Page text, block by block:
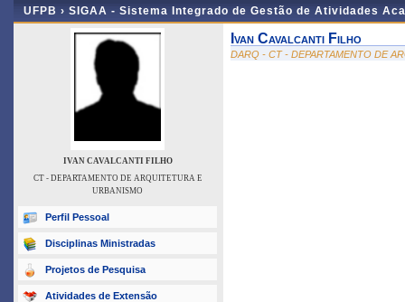
UFPB › SIGAA - Sistema Integrado de Gestão de Atividades
IVAN CAVALCANTI FILHO
CT - DEPARTAMENTO DE ARQUITETURA E
URBANISMO
Perfil Pessoal
Disciplinas Ministradas
Projetos de Pesquisa
Atividades de Extensão
Ivan Cavalcanti Filho
DARQ - CT - DEPARTAMENTO DE